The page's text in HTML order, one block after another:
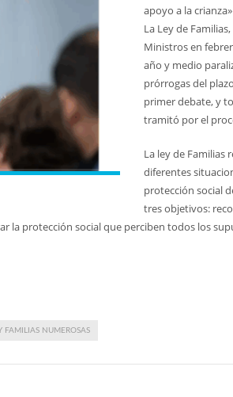
apoyo a la crianza»
La Ley de
Ministros en
año y medio
prórrogas del
primer debate, y
tramitó por el
La ley de Familias
diferentes
protección social
tres objetivos:
la protección social que perciben todos los
FAMILIAS NUMEROSAS